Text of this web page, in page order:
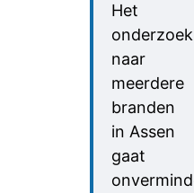
Het
onderzoek
naar
meerdere
branden
in Assen
gaat